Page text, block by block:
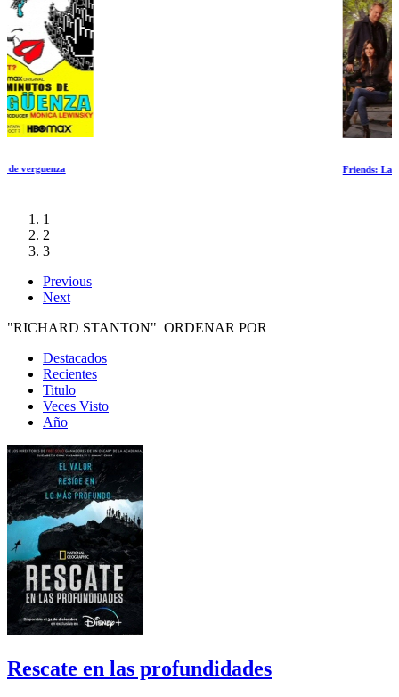
Friends: La reunion
1
2
3
Previous
Next
"RICHARD STANTON" ORDENAR POR
Destacados
Recientes
Titulo
Veces Visto
Año
Rescate en las profundidades